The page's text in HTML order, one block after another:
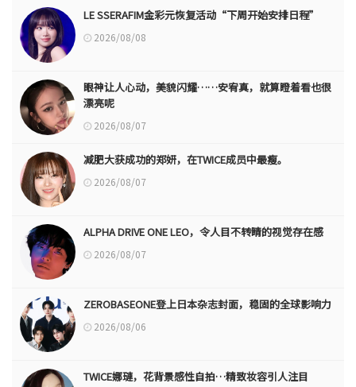
LE SSERAFIM金彩元恢复活动“下周开始安排日程”
2026/08/08
眼神让人心动，美貌闪耀……安宥真，就算瞪着看也很
漂亮呢
2026/08/07
减肥大获成功的郑妍，在TWICE成员中最瘦。
2026/08/07
ALPHA DRIVE ONE LEO，令人目不转睛的视觉存在感
2026/08/07
ZEROBASEONE登上日本杂志封面，稳固的全球影响力
2026/08/06
TWICE娜璉，花背景感性自拍…精致妆容引人注目